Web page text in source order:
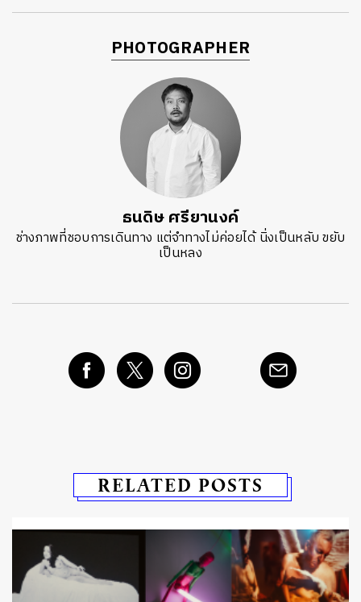
PHOTOGRAPHER
ธนดิษ​ ศรี​ยา​นงค์​
ช่างภาพที่ชอบการเดินทาง แต่จำทางไม่ค่อยได้ นิ่งเป็นหลับ ขยับ
เป็นหลง
RELATED POSTS